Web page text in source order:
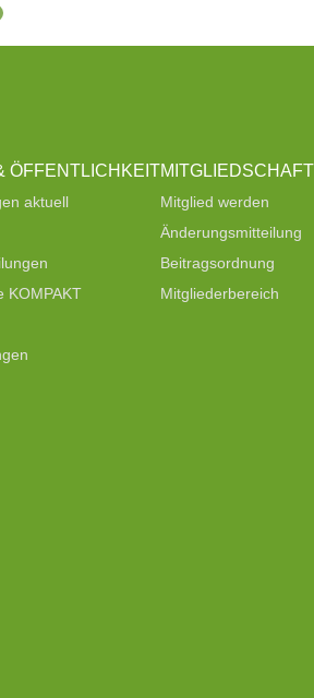
ÖFFENTLICHKEIT
aktuell
KOMPAKT
MITGLIEDSCHAFT
Mitglied werden
Änderungsmitteilung
Beitragsordnung
Mitgliederbereich